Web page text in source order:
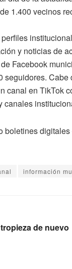
1.400 vecinos
y noticias de
Facebook
seguidores.
canal en TikTok
canales
boletines
información
de nuevo